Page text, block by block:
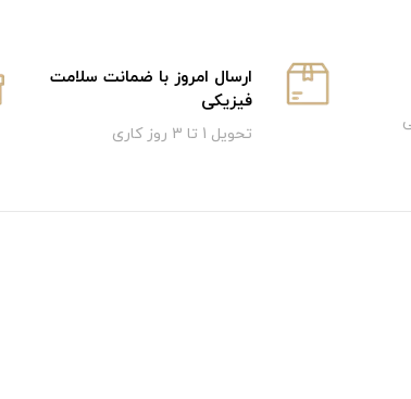
ارسال امروز با ضمانت سلامت
فیزیکی
تحویل 1 تا 3 روز کاری